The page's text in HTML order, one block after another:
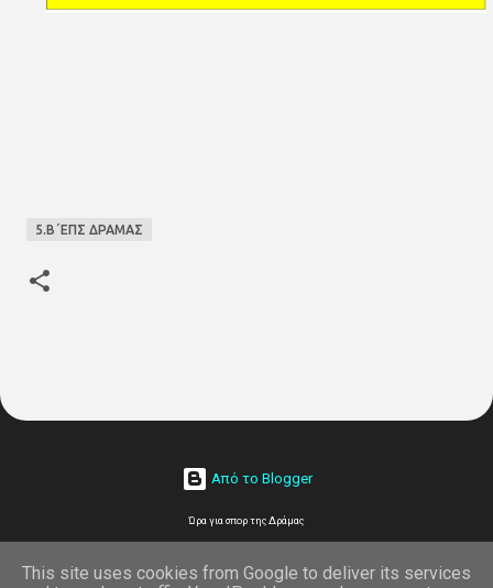
5.Β΄ΕΠΣ ΔΡΑΜΑΣ
Από το Blogger
Ώρα για σπορ της Δράμας
on line
This site uses cookies from Google to deliver its services